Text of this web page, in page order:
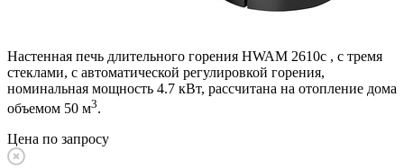
Настенная печь длительного горения HWAM 2610c , с тремя
стеклами, с автоматической регулировкой горения,
номинальная мощность 4.7 кВт, рассчитана на отопление дома
объемом 50 м3.
Цена по запросу